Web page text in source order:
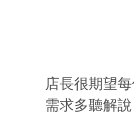
店長很期望
需求多聽解